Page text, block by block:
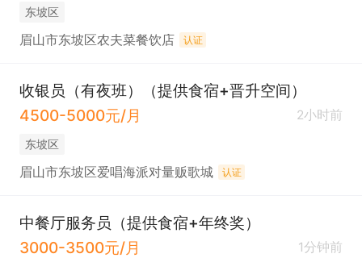
东坡区
眉山市东坡区农夫菜餐饮店 认证
收银员（有夜班）（提供食宿+晋升空间）
4500-5000元/月
2小时前
东坡区
眉山市东坡区爱唱海派对量贩歌城 认证
中餐厅服务员（提供食宿+年终奖）
3000-3500元/月
1分钟前